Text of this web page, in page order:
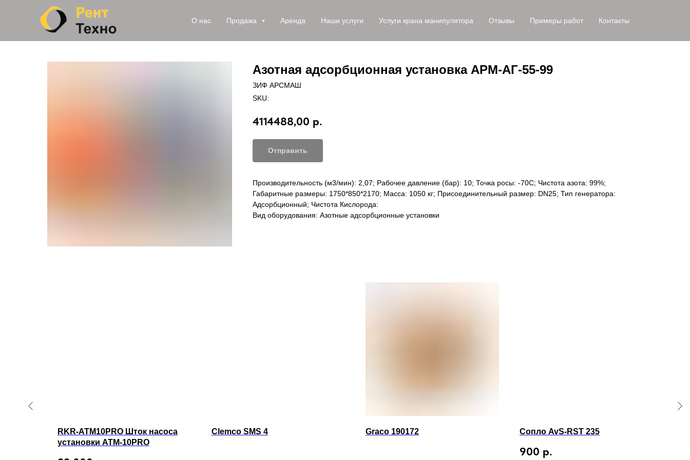
О нас Продажа Аренда Наши услуги Услуги крана манипулятора Отзывы Примеры работ Контакты
Азотная адсорбционная установка АРМ-АГ-55-99
ЗИФ АРСМАШ
SKU:
4114488,00 р.
Отправить
Производительность (м3/мин): 2,07; Рабочее давление (бар): 10; Точка росы: -70С; Чистота азота: 99%;
Габаритные размеры: 1750*850*2170; Масса: 1050 кг; Присоединительный размер: DN25; Тип генератора:
Адсорбционный; Чистота Кислорода:
Вид оборудования: Азотные адсорбционные установки
RKR-ATM10PRO Шток насоса
установки ATM-10PRO
Clemco SMS 4 Graco 190172 Сопло AvS-RST 235
900 р.